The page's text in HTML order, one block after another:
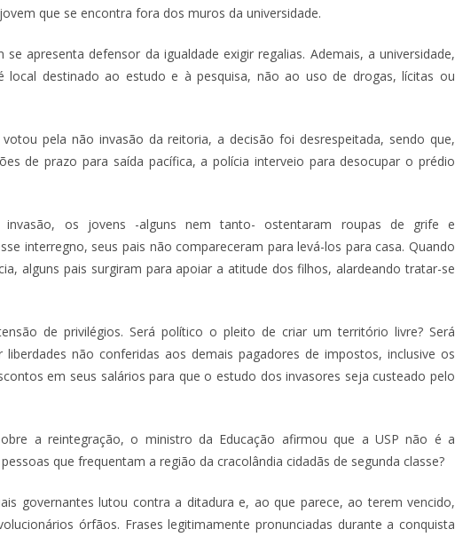
que se encontra fora dos muros da universidade.
apresenta defensor da igualdade exigir regalias. Ademais, a universidade,
local destinado ao estudo e à pesquisa, não ao uso de drogas, lícitas ou
votou pela não invasão da reitoria, a decisão foi desrespeitada, sendo que,
de prazo para saída pacífica, a polícia interveio para desocupar o prédio
invasão, os jovens -alguns nem tanto- ostentaram roupas de grife e
interregno, seus pais não compareceram para levá-los para casa. Quando
alguns pais surgiram para apoiar a atitude dos filhos, alardeando tratar-se
de privilégios. Será político o pleito de criar um território livre? Será
não conferidas aos demais pagadores de impostos, inclusive os
em seus salários para que o estudo dos invasores seja custeado pelo
a reintegração, o ministro da Educação afirmou que a USP não é a
que frequentam a região da cracolândia cidadãs de segunda classe?
governantes lutou contra a ditadura e, ao que parece, ao terem vencido,
órfãos. Frases legitimamente pronunciadas durante a conquista